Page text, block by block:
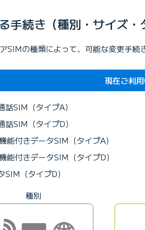
手続き（種別・サイズ・
SIMの種類によって、可能な変更手続
現在ご利
話SIM（タイプA）
話SIM（タイプD）
能付きデータSIM（タイプA）
能付きデータSIM（タイプD）
SIM（タイプD）
種別